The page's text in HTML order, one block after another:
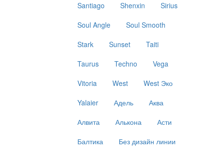
Santiago
Shenxin
Sirius
Soul Angle
Soul Smooth
Stark
Sunset
Taiti
Taurus
Techno
Vega
Vitoria
West
West Эко
Yalaier
Адель
Аква
Алвита
Алькона
Асти
Балтика
Без дизайн линии